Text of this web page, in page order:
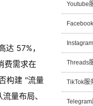
57%，
费需求在
构建 "流量
量布局、
Youtube
Threads
TikTok服